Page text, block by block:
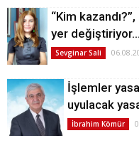
“Kim
yer değiştiriyor…
Sevginar Sali
İşlemler
uyulacak
İbrahim Kömür